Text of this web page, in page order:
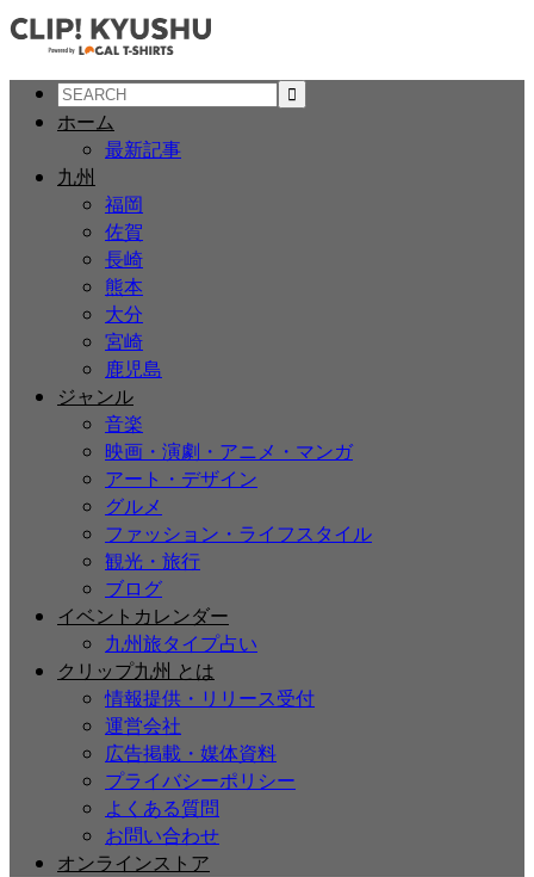
ホーム
最新記事
九州
福岡
佐賀
長崎
熊本
大分
宮崎
鹿児島
ジャンル
音楽
映画・演劇・アニメ・マンガ
アート・デザイン
グルメ
ファッション・ライフスタイル
観光・旅行
ブログ
イベントカレンダー
九州旅タイプ占い
クリップ九州 とは
情報提供・リリース受付
運営会社
広告掲載・媒体資料
プライバシーポリシー
よくある質問
お問い合わせ
オンラインストア